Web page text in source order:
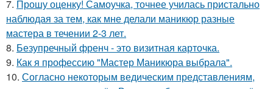
7. Прошу оценку! Самоучка, точнее училась пристально
наблюдая за тем, как мне делали маникюр разные
мастера в течении 2-3 лет.
8. Безупречный френч - это визитная карточка.
9. Как я профессию "Мастер Маникюра выбрала".
10. Согласно некоторым ведическим представлениям,